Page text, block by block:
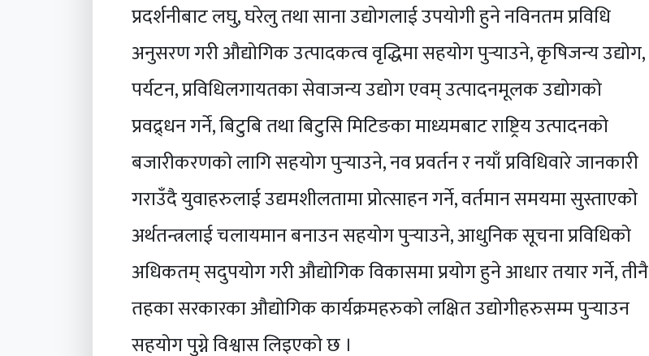
प्रदर्शनीबाट लघु, घरेलु तथा साना उद्योगलाई उपयोगी हुने नविनतम प्रविधि
अनुसरण गरी औद्योगिक उत्पादकत्व वृद्धिमा सहयोग पुर्‍याउने, कृषिजन्य उद्योग,
पर्यटन, प्रविधिलगायतका सेवाजन्य उद्योग एवम् उत्पादनमूलक उद्योगको
प्रवद्र्धन गर्ने, बिटुबि तथा बिटुसि मिटिङका माध्यमबाट राष्ट्रिय उत्पादनको
बजारीकरणको लागि सहयोग पुर्‍याउने, नव प्रवर्तन र नयाँ प्रविधिवारे जानकारी
गराउँदै युवाहरुलाई उद्यमशीलतामा प्रोत्साहन गर्ने, वर्तमान समयमा सुस्ताएको
अर्थतन्त्रलाई चलायमान बनाउन सहयोग पुर्‍याउने, आधुनिक सूचना प्रविधिको
अधिकतम् सदुपयोग गरी औद्योगिक विकासमा प्रयोग हुने आधार तयार गर्ने, तीनै
तहका सरकारका औद्योगिक कार्यक्रमहरुको लक्षित उद्योगीहरुसम्म पुर्‍याउन
सहयोग पुग्ने विश्वास लिइएको छ ।